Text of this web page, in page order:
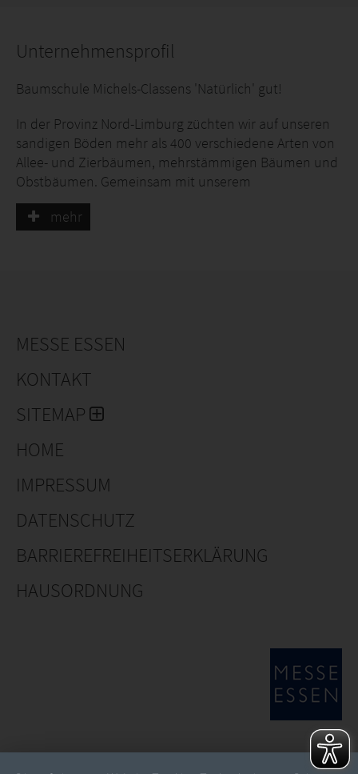
Unternehmensprofil
Baumschule Michels-Classens 'Natürlich' gut!
In der Provinz Nord-Limburg züchten wir auf unseren
sandigen Böden mehr als 400 verschiedene Arten von
Allee- und Zierbäumen, mehrstämmigen Bäumen und
Obstbäumen. Gemeinsam mit unserem
enthusiastischen, erfahrenen Team und einem
modernen Maschinenpark können wir flexibel auf Ihre
mehr
MESSE ESSEN
KONTAKT
SITEMAP
HOME
IMPRESSUM
DATENSCHUTZ
BARRIEREFREIHEITSERKLÄRUNG
HAUSORDNUNG